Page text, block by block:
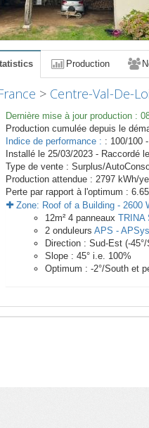
Production
> Centre-Val-De-
Dernière mise à jour production :
Production cumulée depuis le
Indice de performance : : 100/100
Installé le 25/03/2023 - Raccordé le
Type de vente : Surplus/
Production attendue : 2797 kWh/
Perte par rapport à l'optimum : 6.65
Zone: Roof of a Building - 2600
12m² 4 panneaux TRINA
2 onduleurs APS -
Direction : Sud-Est (-45
Slope : 45° i.e. 100%
Optimum : -2°/South et